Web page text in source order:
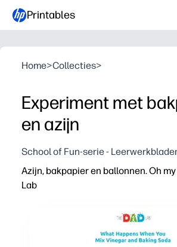
Printables
Home>Collecties>
Experiment met
en azijn
School of Fun-serie -
Azijn, bakpapier en ballonnen. Oh
Lab